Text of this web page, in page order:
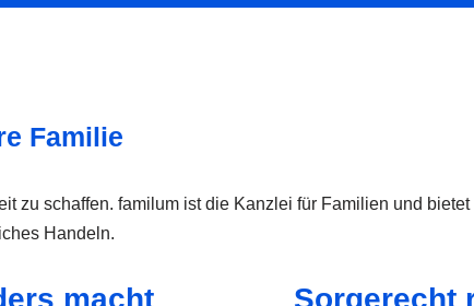
Familie
zu schaffen. familum ist die Kanzlei für Familien und
Handeln.